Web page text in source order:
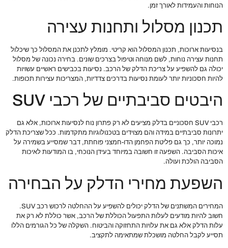
הנוחות והעמידות לאורך זמן.
תכנון מסלול ותחנות עצירה
בנסיעות ארוכות, תכנון המסלול הוא קריטי. מומלץ לתכנן את המסלול כך שיכלול
תחנות עצירה נוחות, לשם מנוחה וטיפול בצרכים שונים. בחירה נכונה של מסלול
יכולה גם להשפיע על צריכת הדלק של הרכב. נסיעות בכבישים ראשיים עשויות
להיות חסכוניות יותר לעומת נסיעות בדרכים צדדיות, המצריכות עצירות תכופות.
היבטים סביבתיים של רכבי SUV
רכבי SUV חסכוניים בדלק מציעים לא רק פתרון נוח לנסיעות ארוכות, אלא גם
יתרונות סביבתיים במידה והם מצוידים בטכנולוגיות מתקדמות. ככל שצריכת הדלק
נמוכה יותר, כך גם פליטת הפחמן הדו-חמצני פוחתת, דבר שמסייע בשמירה על
איכות הסביבה. השפעה זו חשובה במיוחד בעידן הנוכחי, בו המודעות לאיכות
הסביבה הולכת ועולה.
השפעת מחירי הדלק על הבחירה
המחירים המשתנים של הדלק יכולים להשפיע על ההחלטה לרכוש רכב SUV.
חשוב להיות מודעים לעלות התפעול הכוללת של הרכב, אשר כוללת לא רק את
עלות הדלק אלא גם את עלויות התחזוקה והביטוח. השקלה של כל הגורמים הללו
תסייע לקבל החלטה מושכלת שמתאימה לתקציב.